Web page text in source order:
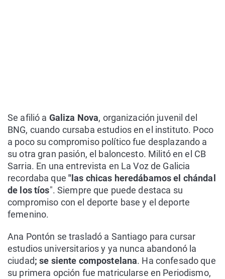
Se afilió a Galiza Nova, organización juvenil del
BNG, cuando cursaba estudios en el instituto. Poco
a poco su compromiso político fue desplazando a
su otra gran pasión, el baloncesto. Militó en el CB
Sarria. En una entrevista en La Voz de Galicia
recordaba que "las chicas heredábamos el chándal
de los tíos". Siempre que puede destaca su
compromiso con el deporte base y el deporte
femenino.
Ana Pontón se trasladó a Santiago para cursar
estudios universitarios y ya nunca abandonó la
ciudad; se siente compostelana. Ha confesado que
su primera opción fue matricularse en Periodismo,